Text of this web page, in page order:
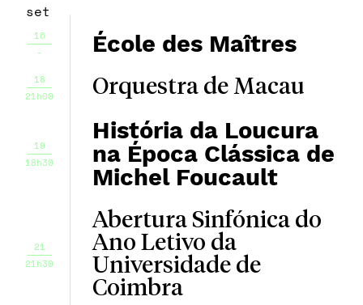
set
16
-
École des Maîtres
18
21h00
Orquestra de Macau
19
18h30
História da Loucura
na Época Clássica de
Michel Foucault
21
21h30
Abertura Sinfónica do
Ano Letivo da
Universidade de
Coimbra